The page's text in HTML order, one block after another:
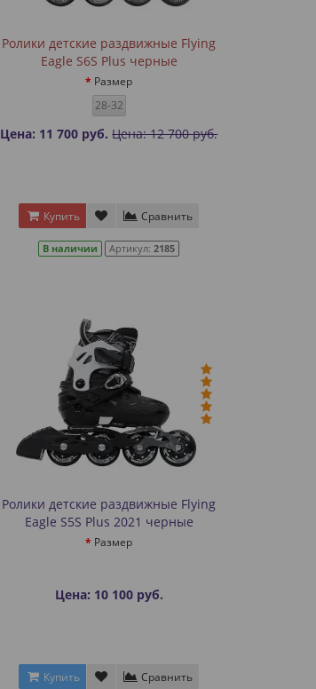
Ролики детские раздвижные Flying
Eagle S6S Plus черные
Размер
28-32
Цена: 11 700 руб. Цена: 12 700 руб.
Купить Сравнить
В наличии Артикул:2185
Ролики детские раздвижные Flying
Eagle S5S Plus 2021 черные
Размер
Цена: 10 100 руб.
Купить Сравнить